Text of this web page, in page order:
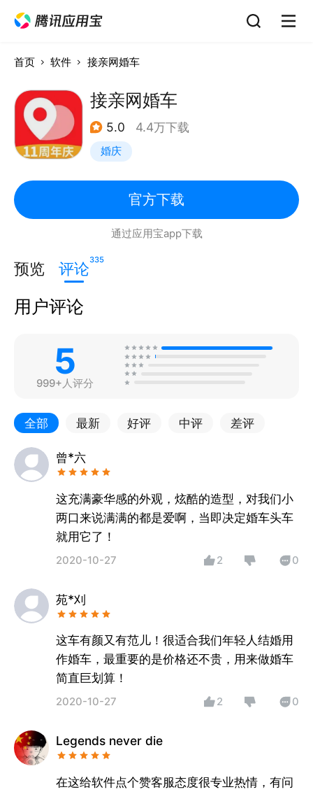
首页 软件 接亲网婚车
接亲网婚车
5.0 4.4万下载
婚庆
官方下载
通过应用宝app下载
预览 评论335
用户评论
5
999+人评分
全部 最新 好评 中评 差评
曾*六
这充满豪华感的外观，炫酷的造型，对我们小
两口来说满满的都是爱啊，当即决定婚车头车
就用它了！
2020-10-27 2 0
苑*刈
这车有颜又有范儿！很适合我们年轻人结婚用
作婚车，最重要的是价格还不贵，用来做婚车
简直巨划算！
2020-10-27 2 0
Legends never die
在这给软件点个赞客服态度很专业热情，有问